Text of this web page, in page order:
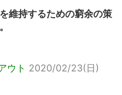
維持するための窮余の策
ウト 2020/02/23(日)